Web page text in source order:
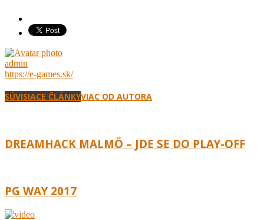
admin
https://e-games.sk/
SÚVISIACE ČLÁNKYVIAC OD AUTORA
DREAMHACK MALMÖ – JDE SE DO PLAY-OFF
PG WAY 2017